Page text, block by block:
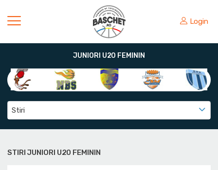
Login
JUNIORI U20 FEMININ
Stiri
STIRI JUNIORI U20 FEMININ